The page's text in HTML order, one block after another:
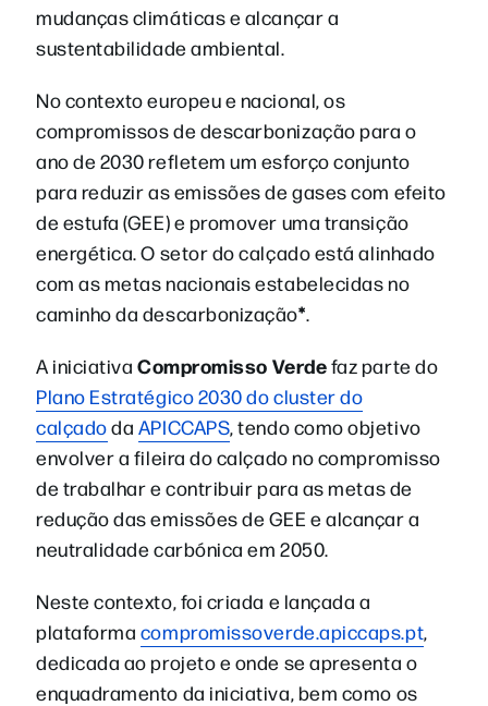
mudanças climáticas e alcançar a
sustentabilidade ambiental.
No contexto europeu e nacional, os
compromissos de descarbonização para o
ano de 2030 refletem um esforço conjunto
para reduzir as emissões de gases com efeito
de estufa (GEE) e promover uma transição
energética. O setor do calçado está alinhado
com as metas nacionais estabelecidas no
caminho da descarbonização*.
A iniciativaCompromisso Verdefaz parte do
Plano Estratégico 2030 do cluster do
calçadoda APICCAPS, tendo como objetivo
envolver a fileira do calçado no compromisso
de trabalhar e contribuir para as metas de
redução das emissões de GEE e alcançar a
neutralidade carbónica em 2050.
Neste contexto, foi criada e lançada a
plataforma compromissoverde.apiccaps.pt,
dedicada ao projeto e onde se apresenta o
enquadramento da iniciativa, bem como os